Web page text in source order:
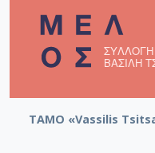
TAMO «Vassilis